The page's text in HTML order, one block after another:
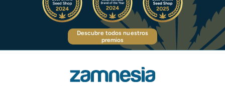
Descubre todos nuestros
premios